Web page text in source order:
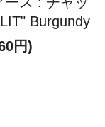
Burgundy
円)